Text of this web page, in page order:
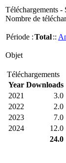
Téléchargements -
Nombre de
Période :Total::
Objet
Téléchargements
Year Downloads
2021
3.0
2022
2.0
2023
7.0
2024
12.0
24.0